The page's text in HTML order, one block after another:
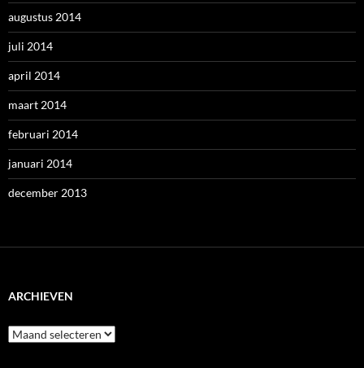
augustus 2014
juli 2014
april 2014
maart 2014
februari 2014
januari 2014
december 2013
ARCHIEVEN
Archieven